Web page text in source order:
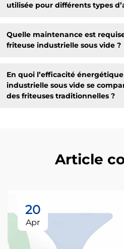
utilisée pour différents types
Quelle maintenance est
friteuse industrielle sous vide ?
En quoi l’efficacité
industrielle sous vide se
des friteuses traditionnelles ?
Article
20
Apr